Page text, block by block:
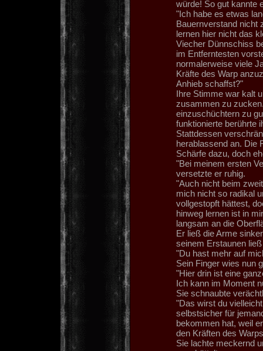
würde! So gut kannte
"Ich habe es etwas
Bauernverstand nicht
lernen hier nicht das
Viecher Dünnschiss
im Entferntesten
normalerweise viele
Kräfte des Warp
Anhieb schaffst?"
Ihre Stimme war kalt
zusammen zu
einzuschüchtern zu
funktionierte berührte
Stattdessen
herablassend an. Die
Schärfe dazu, doch
"Bei meinem ersten
versetzte er ruhig.
"Auch nicht beim
mich nicht so radikal
vollgestopft hättest,
hinweg lernen ist in
langsam an die
Er ließ die Arme
seinem Erstaunen
"Du hast mehr auf
Sein Finger wies nun
"Hier drin ist eine
Ich kann im Moment
Sie schnaubte
"Das wirst du
selbstsicher für
bekommen hat, weil
den Kräften des
Sie lachte meckernd